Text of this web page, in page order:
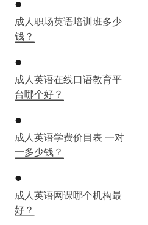
成人职场英语培训班多少
钱？
成人英语在线口语教育平
台哪个好？
成人英语学费价目表 一对
一多少钱？
成人英语网课哪个机构最
好？